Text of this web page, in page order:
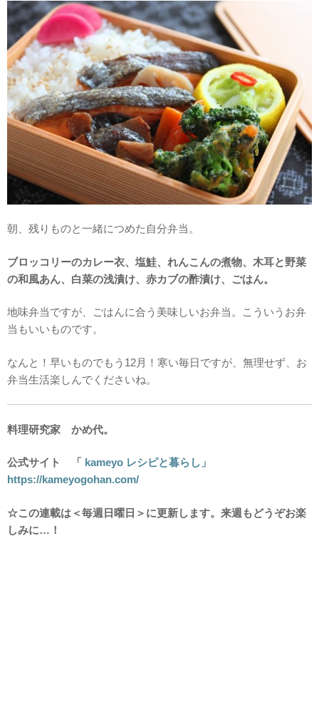
朝、残りものと一緒につめた自分弁当。
ブロッコリーのカレー衣、塩鮭、れんこんの煮物、木耳と野菜
の和風あん、白菜の浅漬け、赤カブの酢漬け、ごはん。
地味弁当ですが、ごはんに合う美味しいお弁当。こういうお弁
当もいいものです。
なんと！早いものでもう12月！寒い毎日ですが、無理せず、お
弁当生活楽しんでくださいね。
料理研究家 かめ代。
公式サイト 「 kameyo レシピと暮らし」
https://kameyogohan.com/
☆この連載は＜毎週日曜日＞に更新します。来週もどうぞお楽
しみに…！